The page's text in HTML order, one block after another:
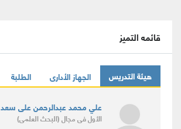
قائمه التميز
هيئة التدريس الجهاز الأدارى الطلبة
علي محمد عبدالرحمن على سعد
الأولفى مجال(البحث العلمى)